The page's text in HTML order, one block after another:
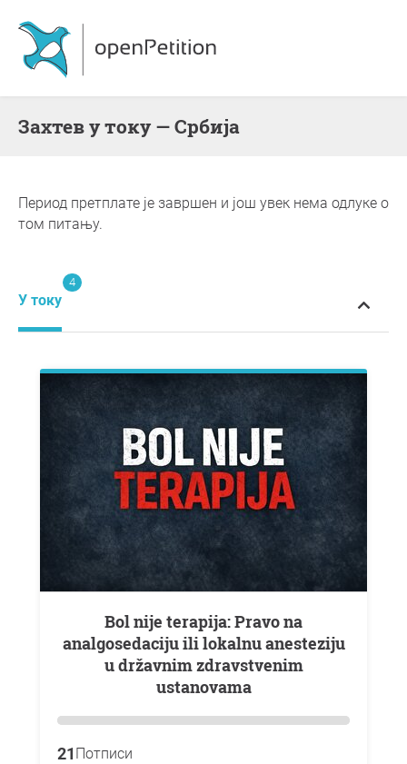
Захтев у току — Србија
Период претплате је завршен и још увек нема одлуке о
том питању.
У току
4
Bol nije terapija: Pravo na
analgosedaciju ili lokalnu anesteziju
u državnim zdravstvenim
ustanovama
21 Потписи